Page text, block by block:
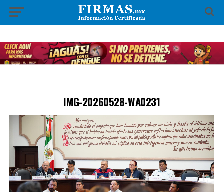
IMG-20260528-WA0231